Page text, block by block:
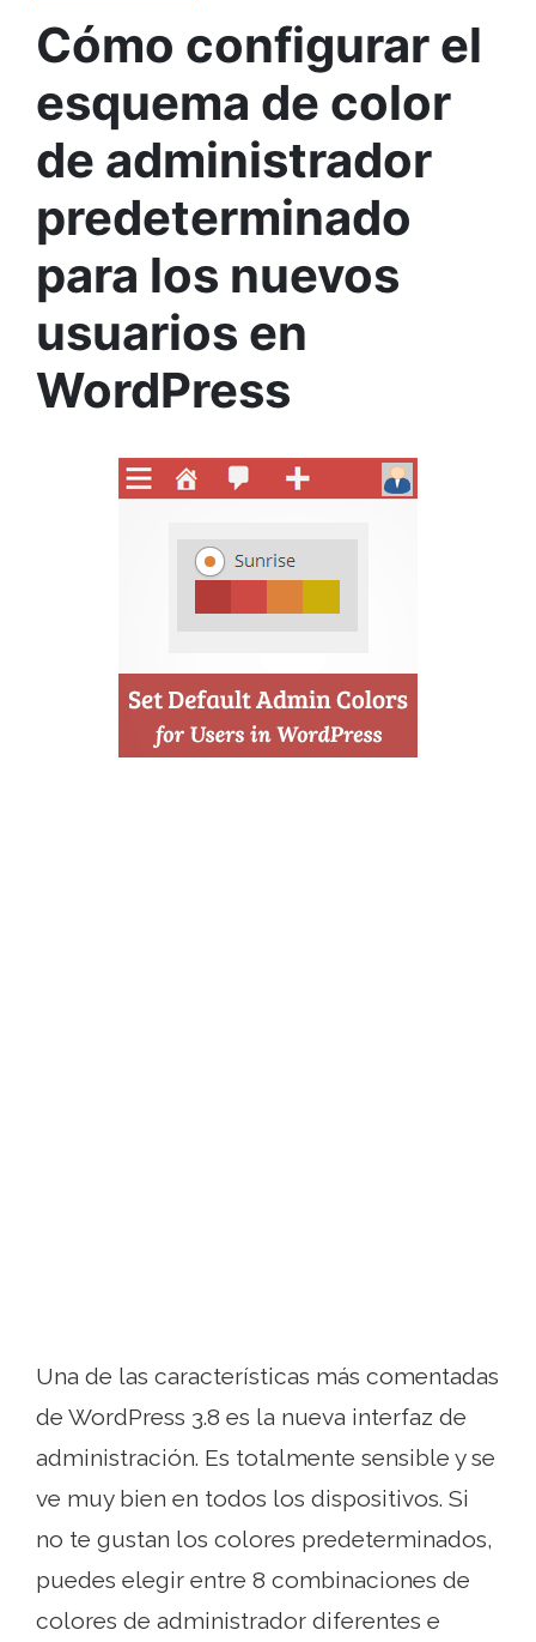
Cómo configurar el
esquema de color
de administrador
predeterminado
para los nuevos
usuarios en
WordPress
Una de las características más comentadas
de WordPress 3.8 es la nueva interfaz de
administración. Es totalmente sensible y se
ve muy bien en todos los dispositivos. Si
no te gustan los colores predeterminados,
puedes elegir entre 8 combinaciones de
colores de administrador diferentes e